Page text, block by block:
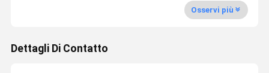
Osservi più
Dettagli Di Contatto